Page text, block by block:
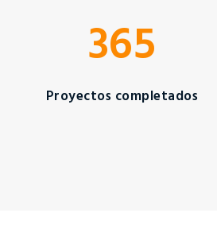
365
Proyectos completados